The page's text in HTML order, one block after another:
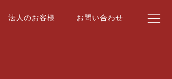
法人のお客様 お問い合わせ